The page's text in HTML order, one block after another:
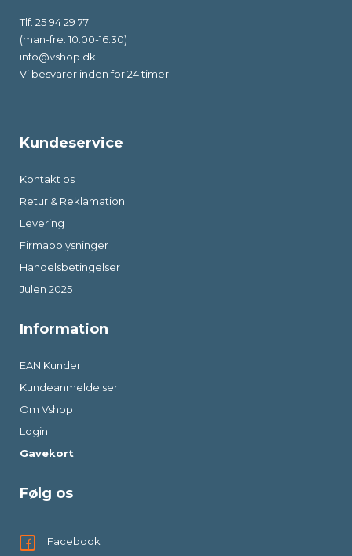
Tlf. 25 94 29 77
(man-fre: 10.00-16.30)
info@vshop.dk
Vi besvarer inden for 24 timer
Kundeservice
Kontakt os
Retur & Reklamation
Levering
Firmaoplysninger
Handelsbetingelser
Julen 2025
Information
EAN Kunder
Kundeanmeldelser
Om Vshop
Login
Gavekort
Følg os
Facebook